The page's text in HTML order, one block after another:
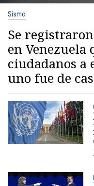
Sismo
Se
en Venezuela
ciudadanos a
uno fue de